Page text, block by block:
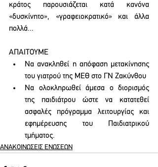
κράτος παρουσιάζεται κατά κανόνα
«δυσκίνητο», «γραφειοκρατικό» και άλλα
πολλά...
ΑΠΑΙΤΟΥΜΕ
Να ανακληθεί η απόφαση μετακίνησης
του γιατρού της ΜΕΘ στο ΓΝ Ζακύνθου
Να ολοκληρωθεί άμεσα ο διορισμός
της παιδιάτρου ώστε να κατατεθεί
ασφαλές πρόγραμμα λειτουργίας και
εφημέρευσης του Παιδιατρικού
τμήματος.
ΑΝΑΚΟΙΝΩΣΕΙΣ ΕΝΩΣΕΩΝ